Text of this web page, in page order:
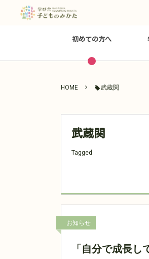
初めての方へ
HOME 武蔵関
武蔵関
Tagged
お知らせ
「自分で成長